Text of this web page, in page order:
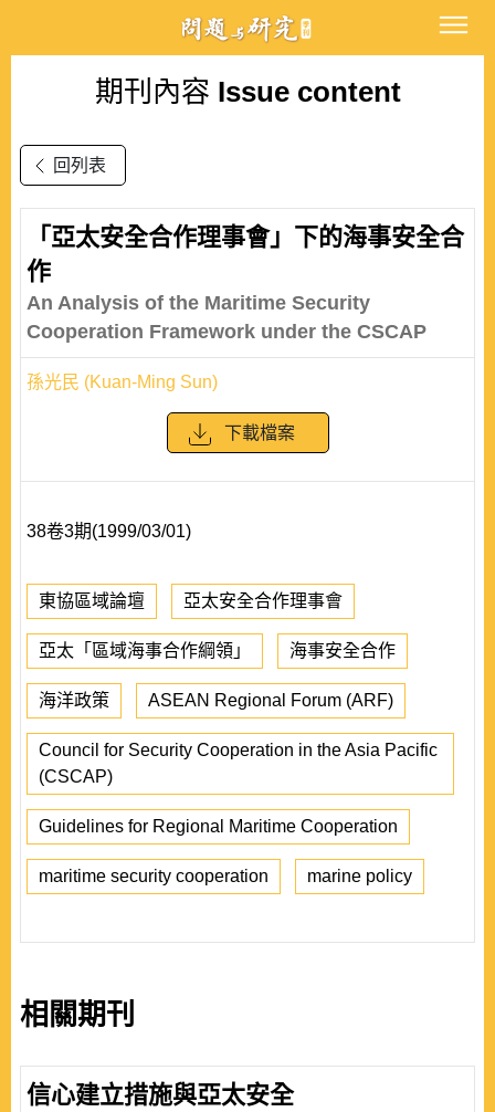
期刊內容 Issue content
回列表
「亞太安全合作理事會」下的海事安全合
作
An Analysis of the Maritime Security
Cooperation Framework under the CSCAP
孫光民 (Kuan-Ming Sun)
下載檔案
38卷3期(1999/03/01)
東協區域論壇 亞太安全合作理事會
亞太「區域海事合作綱領」 海事安全合作
海洋政策 ASEAN Regional Forum (ARF)
Council for Security Cooperation in the Asia Pacific
(CSCAP)
Guidelines for Regional Maritime Cooperation
maritime security cooperation marine policy
相關期刊
信心建立措施與亞太安全